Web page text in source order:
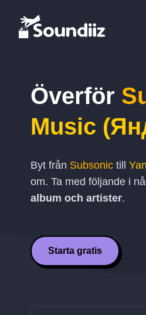
Överför
Music
Byt från Subsonic till
om. Ta med följande i
album och artister.
Starta gratis